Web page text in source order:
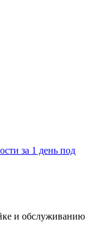
за 1 день под
и обслуживанию